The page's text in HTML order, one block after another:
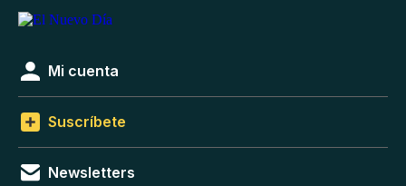
Mi cuenta
Suscríbete
Newsletters